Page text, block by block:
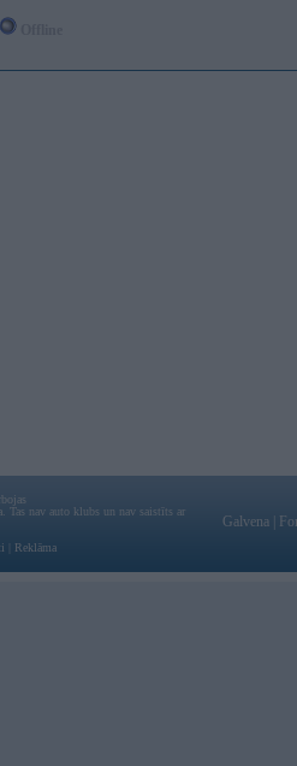
Tas nav auto klubs un nav saistīts ar
Reklāma
Galvena